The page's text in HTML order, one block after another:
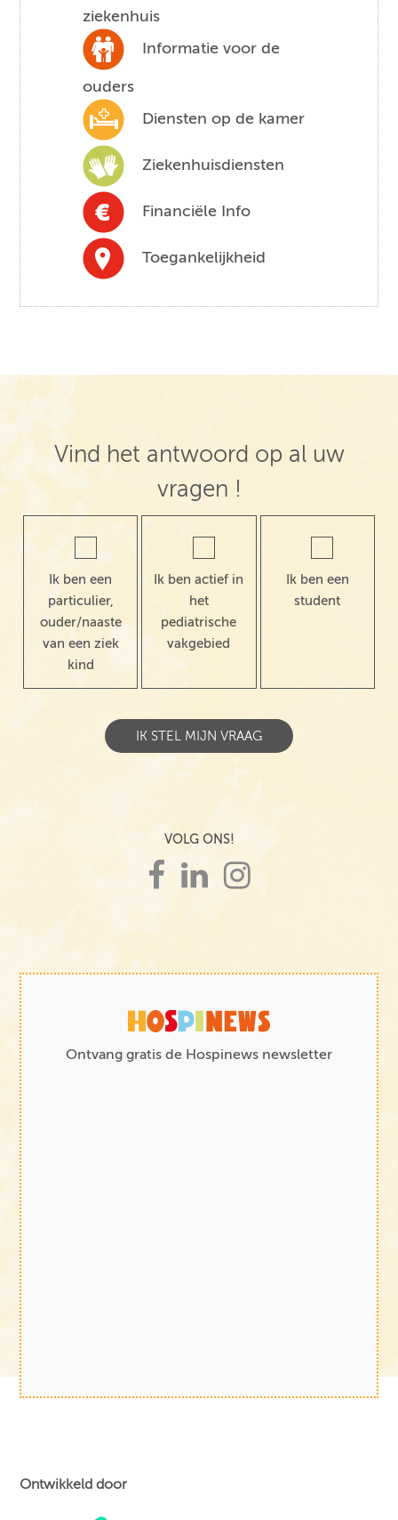
ziekenhuis
Informatie voor de
ouders
Diensten op de kamer
Ziekenhuisdiensten
Financiële Info
Toegankelijkheid
Vind het antwoord op al uw
vragen !
Ik ben een
particulier,
ouder/naaste
van een ziek
kind
Ik ben actief in
het
pediatrische
vakgebied
Ik ben een
student
VOLG ONS!
Ontvang gratis de Hospinews newsletter
Ontwikkeld door